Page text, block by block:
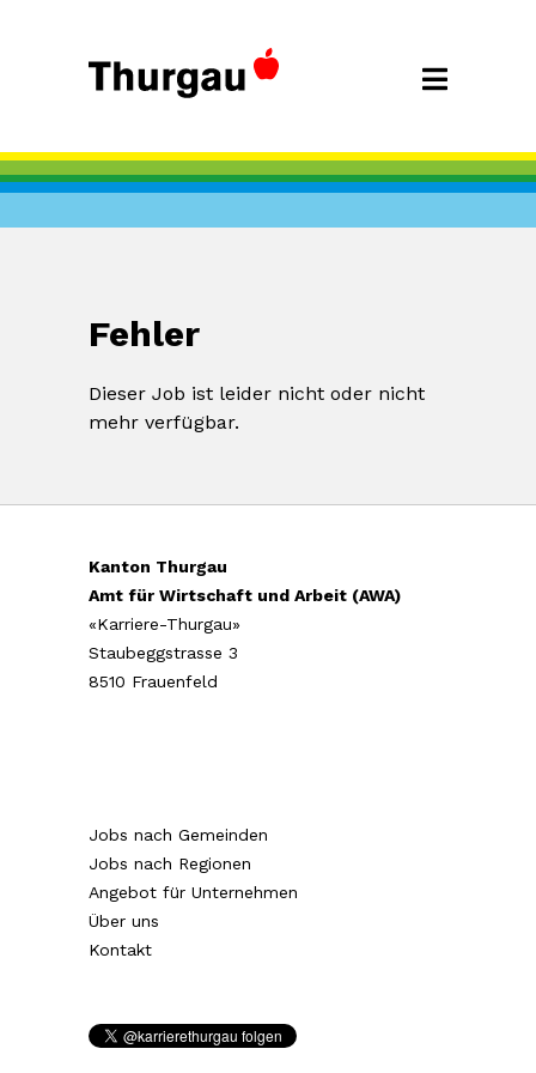
Fehler
Dieser Job ist leider nicht oder nicht
mehr verfügbar.
Kanton Thurgau
Amt für Wirtschaft und Arbeit (AWA)
«Karriere-Thurgau»
Staubeggstrasse 3
8510 Frauenfeld
Jobs nach Gemeinden
Jobs nach Regionen
Angebot für Unternehmen
Über uns
Kontakt